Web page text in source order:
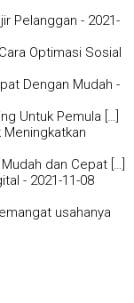
Pelanggan - 2021-
Optimasi Sosial
Dengan Mudah -
Untuk Pemula […]
dan Cepat […]
- 2021-11-08
usahanya